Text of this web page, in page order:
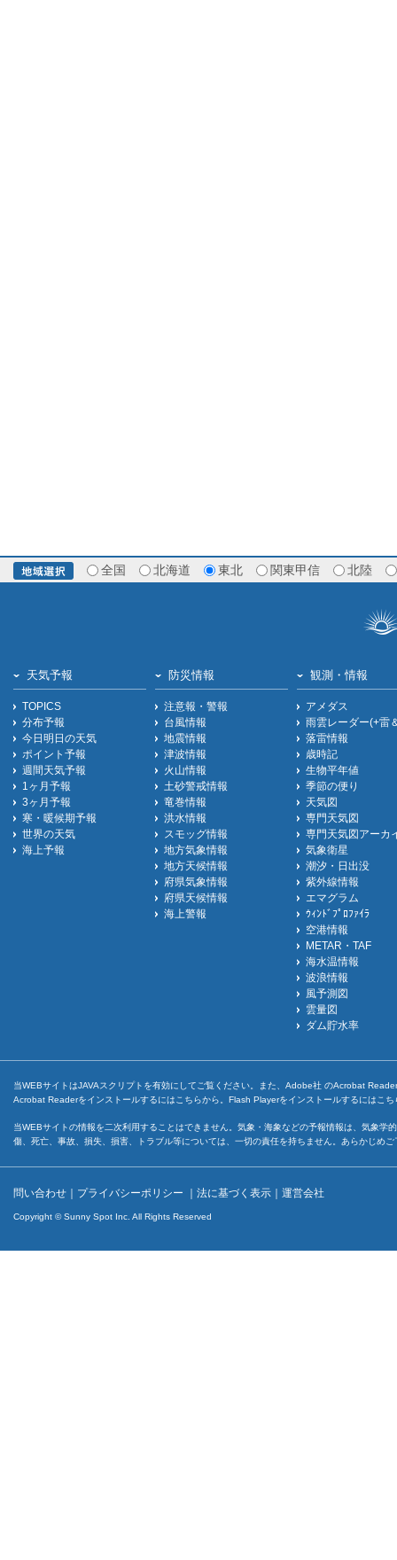
全国 北海道 東北 関東甲信 北陸
天気予報
TOPICS
分布予報
今日明日の天気
ポイント予報
週間天気予報
1ヶ月予報
3ヶ月予報
寒・暖候期予報
世界の天気
海上予報
防災情報
注意報・警報
台風情報
地震情報
津波情報
火山情報
土砂警戒情報
竜巻情報
洪水情報
スモッグ情報
地方気象情報
地方天候情報
府県気象情報
府県天候情報
海上警報
観測・情報
アメダス
雨雲レーダー(+雷
落雷情報
歳時記
生物平年値
季節の便り
天気図
専門天気図
専門天気図アーカ
気象衛星
潮汐・日出没
紫外線情報
エマグラム
ｳｨﾝﾄﾞﾌﾟﾛﾌｧｲﾗ
空港情報
METAR・TAF
海水温情報
波浪情報
風予測図
雲量図
ダム貯水率
当WEBサイトはJAVAスクリプトを有効にしてご覧ください。また、Adobe社 のAcrobat
Acrobat Readerをインストールするには こちらから。Flash Playerをインストールするには こち
当WEBサイトの情報を二次利用することはできません。気象・海象などの予報情報は、気象
傷、死亡、事故、損失、損害、トラブル等については、一切の責任を持ちません。あらかじめ
問い合わせ ｜ プライバシーポリシー ｜ 法に基づく表示 ｜ 運営会社
Copyright © Sunny Spot Inc. All Rights Reserved